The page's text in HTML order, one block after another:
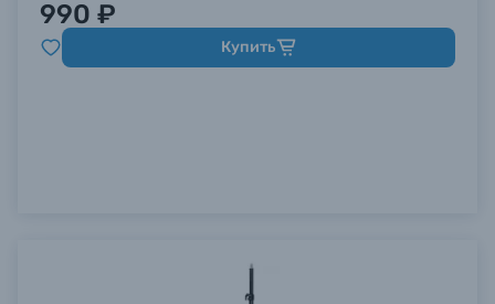
990 ₽
Купить